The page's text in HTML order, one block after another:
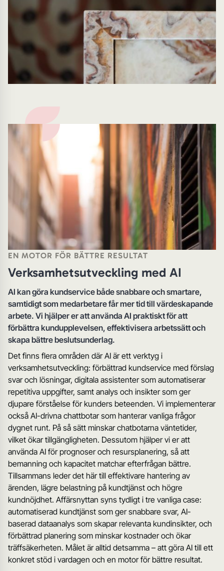
EN MOTOR FÖR BÄTTRE RESULTAT
Verksamhetsutveckling med AI
AI kan göra kundservice både snabbare och smartare,
samtidigt som medarbetare får mer tid till värdeskapande
arbete. Vi hjälper er att använda AI praktiskt för att
förbättra kundupplevelsen, effektivisera arbetssätt och
skapa bättre beslutsunderlag.
Det finns flera områden där AI är ett verktyg i
verksamhetsutveckling: förbättrad kundservice med förslag
svar och lösningar, digitala assistenter som automatiserar
repetitiva uppgifter, samt analys och insikter som ger
djupare förståelse för kunders beteenden. Vi implementerar
också AI-drivna chattbotar som hanterar vanliga frågor
dygnet runt. På så sätt minskar chatbotarna väntetider,
vilket ökar tillgängligheten. Dessutom hjälper vi er att
använda AI för prognoser och resursplanering, så att
bemanning och kapacitet matchar efterfrågan bättre.
Tillsammans leder det här till effektivare hantering av
ärenden, lägre belastning på kundtjänst och högre
kundnöjdhet. Affärsnyttan syns tydligt i tre vanliga case:
automatiserad kundtjänst som ger snabbare svar, AI-
baserad dataanalys som skapar relevanta kundinsikter, och
förbättrad planering som minskar kostnader och ökar
träffsäkerheten. Målet är alltid detsamma – att göra AI till ett
konkret stöd i vardagen och en motor för bättre resultat.